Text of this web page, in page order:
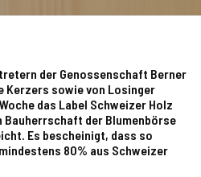
der Genossenschaft Berner
Kerzers sowie von Losinger
das Label Schweizer Holz
Bauherrschaft der Blumenbörse
Es bescheinigt, dass so
80% aus Schweizer